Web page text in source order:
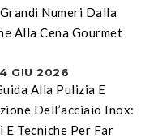
Numeri Dalla
Alla Cena Gourmet
GIU 2026
Alla Pulizia E
Dell’acciaio Inox:
Tecniche Per Far